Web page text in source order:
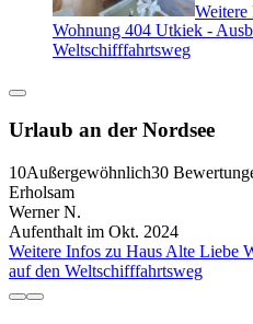
Wohnung 404 Utkiek -
Weltschifffahrtsweg
Urlaub an der Nordsee
10Außergewöhnlich30
Erholsam
Werner N.
Aufenthalt im Okt. 2024
Weitere Infos zu Haus Alte Liebe
auf den Weltschifffahrtsweg